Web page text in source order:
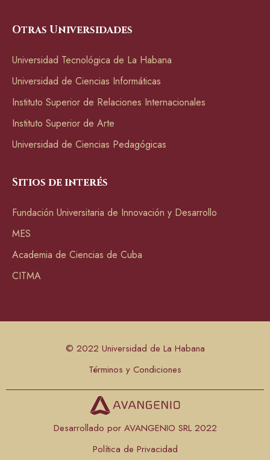
Otras Universidades
Universidad Tecnológica de La Habana
Universidad de Ciencias Informáticas
Instituto Superior de Relaciones Internacionales
Instituto Superior de Arte
Universidad de Ciencias Pedagógicas
Sitios de interés
Fundación Universitaria de Innovación y Desarrollo
MES
Academia de Ciencias de Cuba
CITMA
© 2022 Universidad de La Habana
Términos y Condiciones
Desarrollado por AVANGENIO SRL 2022
Política de Privacidad